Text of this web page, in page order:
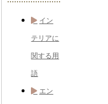
イン
テリアに
関する用
語
エン